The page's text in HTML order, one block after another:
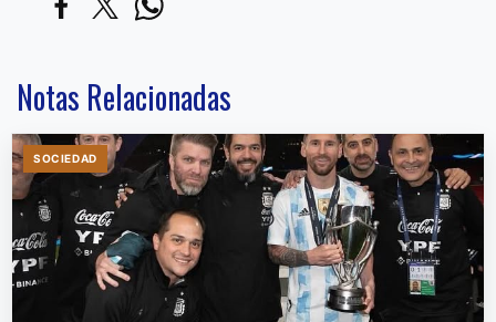
Notas Relacionadas
SOCIEDAD